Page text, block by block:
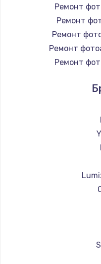
Ремонт
Ремонт
Ремонт
Ремонт
Ремонт
Ремонт
Ремонт